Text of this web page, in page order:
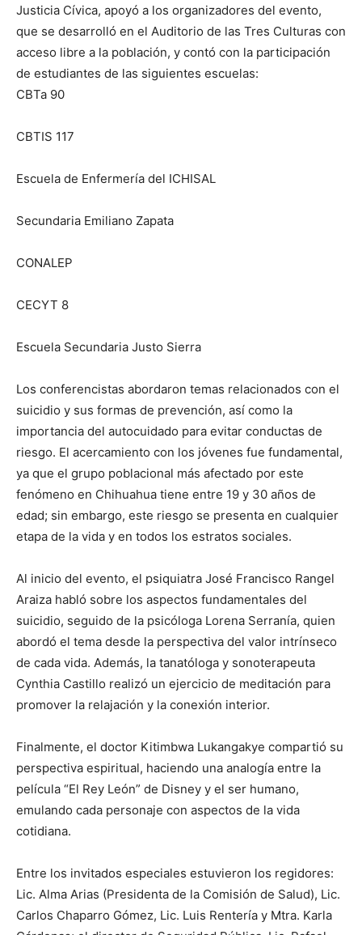
Justicia Cívica, apoyó a los organizadores del evento,
que se desarrolló en el Auditorio de las Tres Culturas con
acceso libre a la población, y contó con la participación
de estudiantes de las siguientes escuelas:
CBTa 90
CBTIS 117
Escuela de Enfermería del ICHISAL
Secundaria Emiliano Zapata
CONALEP
CECYT 8
Escuela Secundaria Justo Sierra
Los conferencistas abordaron temas relacionados con el
suicidio y sus formas de prevención, así como la
importancia del autocuidado para evitar conductas de
riesgo. El acercamiento con los jóvenes fue fundamental,
ya que el grupo poblacional más afectado por este
fenómeno en Chihuahua tiene entre 19 y 30 años de
edad; sin embargo, este riesgo se presenta en cualquier
etapa de la vida y en todos los estratos sociales.
Al inicio del evento, el psiquiatra José Francisco Rangel
Araiza habló sobre los aspectos fundamentales del
suicidio, seguido de la psicóloga Lorena Serranía, quien
abordó el tema desde la perspectiva del valor intrínseco
de cada vida. Además, la tanatóloga y sonoterapeuta
Cynthia Castillo realizó un ejercicio de meditación para
promover la relajación y la conexión interior.
Finalmente, el doctor Kitimbwa Lukangakye compartió su
perspectiva espiritual, haciendo una analogía entre la
película “El Rey León” de Disney y el ser humano,
emulando cada personaje con aspectos de la vida
cotidiana.
Entre los invitados especiales estuvieron los regidores:
Lic. Alma Arias (Presidenta de la Comisión de Salud), Lic.
Carlos Chaparro Gómez, Lic. Luis Rentería y Mtra. Karla